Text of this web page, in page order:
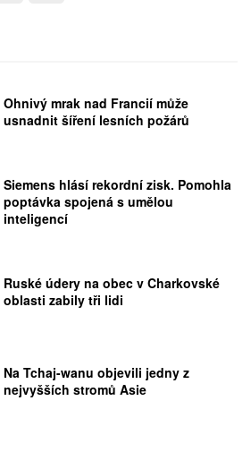
Ohnivý mrak nad Francií může
usnadnit šíření lesních požárů
Siemens hlásí rekordní zisk. Pomohla
poptávka spojená s umělou
inteligencí
Ruské údery na obec v Charkovské
oblasti zabily tři lidi
Na Tchaj-wanu objevili jedny z
nejvyšších stromů Asie